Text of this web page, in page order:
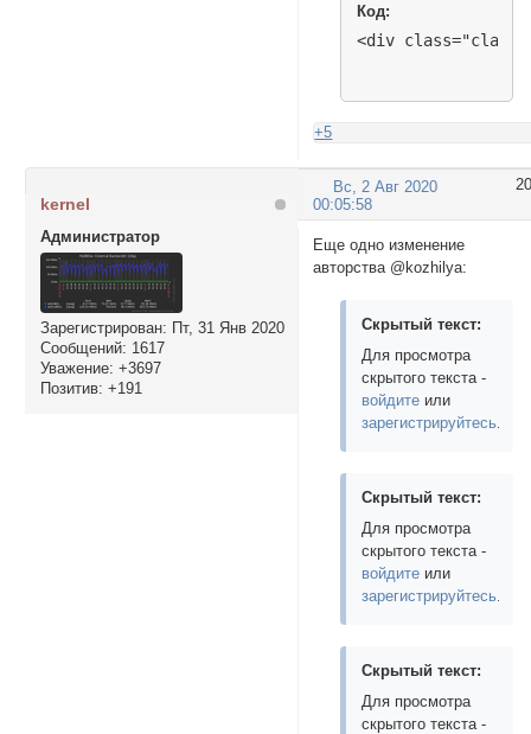
Код:
<div
+5
20
Вс, 2 Авг 2020
00:05:58
kernel
Администратор
Зарегистрирован: Пт, 31 Янв 2020
Сообщений: 1617
Уважение: +3697
Позитив: +191
Еще одно изменение
авторства @kozhilya:
Скрытый текст:
Для просмотра
скрытого текста -
войдите или
зарегистрируйтесь
Скрытый текст:
Для просмотра
скрытого текста -
войдите или
зарегистрируйтесь
Скрытый текст:
Для просмотра
скрытого текста -